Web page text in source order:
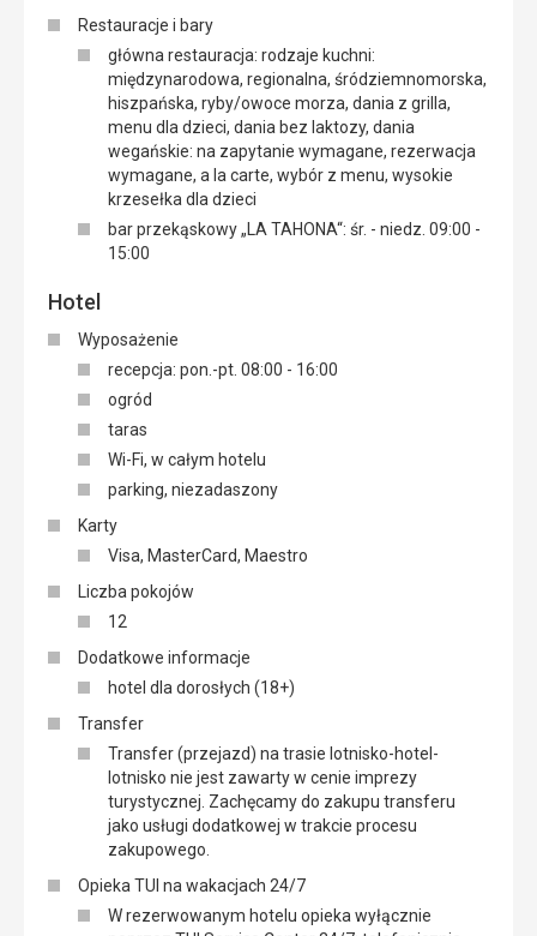
Restauracje i bary
główna restauracja: rodzaje kuchni:
międzynarodowa, regionalna, śródziemnomorska,
hiszpańska, ryby/owoce morza, dania z grilla,
menu dla dzieci, dania bez laktozy, dania
wegańskie: na zapytanie wymagane, rezerwacja
wymagane, a la carte, wybór z menu, wysokie
krzesełka dla dzieci
bar przekąskowy „LA TAHONA“: śr. - niedz. 09:00 -
15:00
Hotel
Wyposażenie
recepcja: pon.-pt. 08:00 - 16:00
ogród
taras
Wi-Fi, w całym hotelu
parking, niezadaszony
Karty
Visa, MasterCard, Maestro
Liczba pokojów
12
Dodatkowe informacje
hotel dla dorosłych (18+)
Transfer
Transfer (przejazd) na trasie lotnisko-hotel-
lotnisko nie jest zawarty w cenie imprezy
turystycznej. Zachęcamy do zakupu transferu
jako usługi dodatkowej w trakcie procesu
zakupowego.
Opieka TUI na wakacjach 24/7
W rezerwowanym hotelu opieka wyłącznie